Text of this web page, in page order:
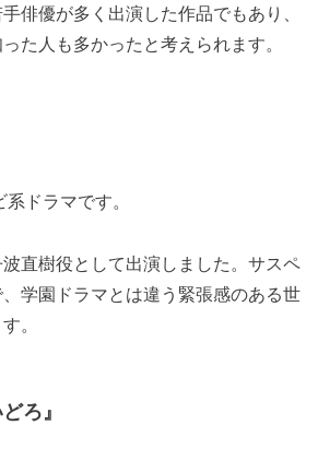
俳優が多く出演した作品でもあり、
た人も多かったと考えられます。
ドラマです。
直樹役として出演しました。サスペ
学園ドラマとは違う緊張感のある世
。
ろ』